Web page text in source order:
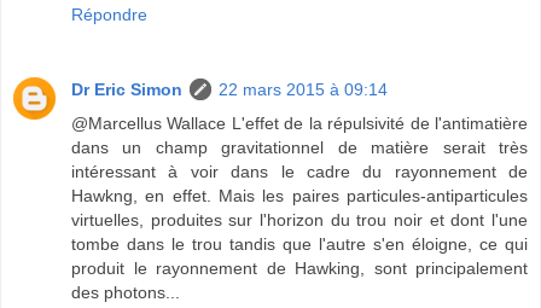
Répondre
Dr Eric Simon
22 mars 2015 à 09:14
@Marcellus Wallace L'effet de la répulsivité de l'antimatière
dans un champ gravitationnel de matière serait très
intéressant à voir dans le cadre du rayonnement de
Hawkng, en effet. Mais les paires particules-antiparticules
virtuelles, produites sur l'horizon du trou noir et dont l'une
tombe dans le trou tandis que l'autre s'en éloigne, ce qui
produit le rayonnement de Hawking, sont principalement
des photons...